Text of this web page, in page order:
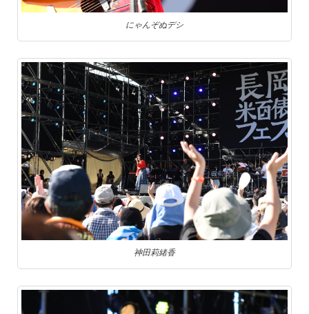
にゃんぞぬデシ
神田莉緒香